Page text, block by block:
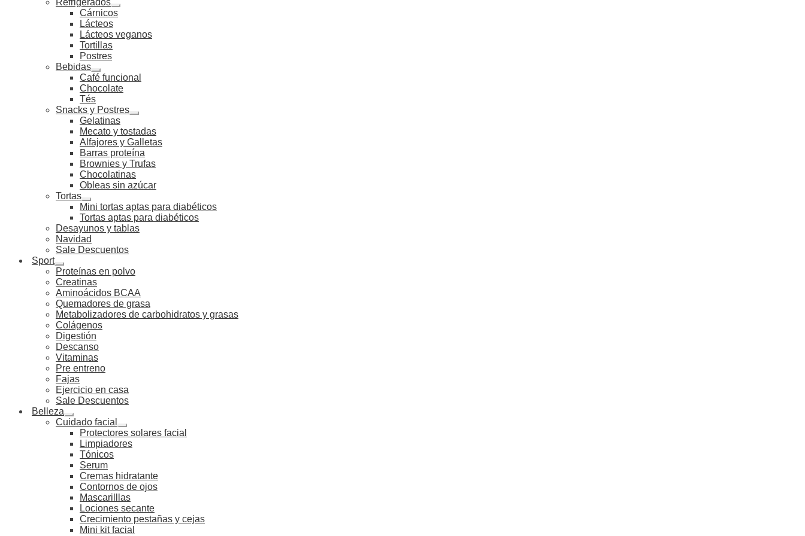
Refrigerados
Cárnicos
Lácteos
Lácteos veganos
Tortillas
Postres
Bebidas
Café funcional
Chocolate
Tés
Snacks y Postres
Gelatinas
Mecato y tostadas
Alfajores y Galletas
Barras proteína
Brownies y Trufas
Chocolatinas
Obleas sin azúcar
Tortas
Mini tortas aptas para diabéticos
Tortas aptas para diabéticos
Desayunos y tablas
Navidad
Sale Descuentos
Sport
Proteínas en polvo
Creatinas
Aminoácidos BCAA
Quemadores de grasa
Metabolizadores de carbohidratos y grasas
Colágenos
Digestión
Descanso
Vitaminas
Pre entreno
Fajas
Ejercicio en casa
Sale Descuentos
Belleza
Cuidado facial
Protectores solares facial
Limpiadores
Tónicos
Serum
Cremas hidratante
Contornos de ojos
Mascarilllas
Lociones secante
Crecimiento pestañas y cejas
Mini kit facial